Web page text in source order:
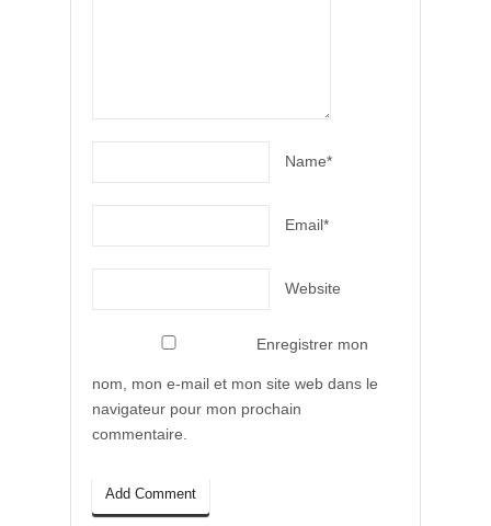
Name*
Email*
Website
Enregistrer mon
nom, mon e-mail et mon site web dans le
navigateur pour mon prochain
commentaire.